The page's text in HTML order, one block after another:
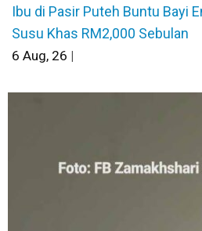
Ibu di Pasir Puteh Buntu Bayi
Susu Khas RM2,000 Sebulan
6 Aug, 26 |